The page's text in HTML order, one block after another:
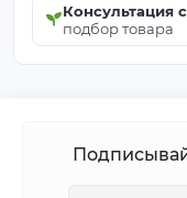
Консультация
подбор товара